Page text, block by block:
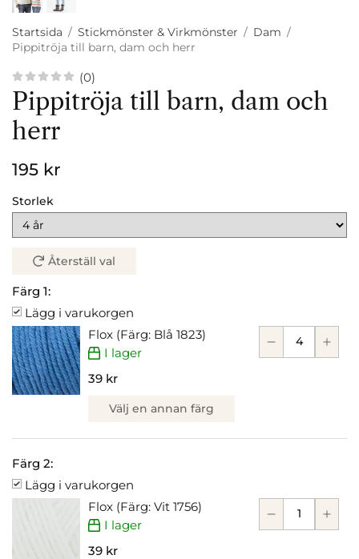
Startsida / Stickmönster & Virkmönster / Dam /
Pippitröja till barn, dam och herr
(0)
Pippitröja till barn, dam och
herr
195 kr
Storlek
Återställ val
Färg 1:
Lägg i varukorgen
Flox (Färg: Blå 1823)
I lager
39 kr
Välj en annan färg
Färg 2:
Lägg i varukorgen
Flox (Färg: Vit 1756)
I lager
39 kr